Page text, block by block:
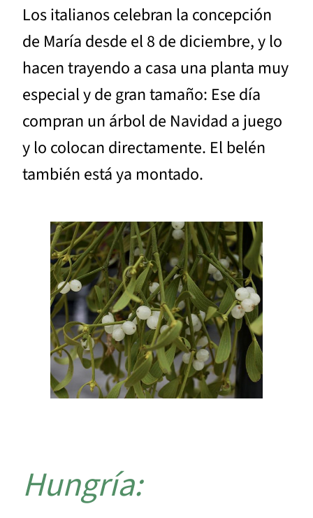
Los italianos celebran la concepción
de María desde el 8 de diciembre, y lo
hacen trayendo a casa una planta muy
especial y de gran tamaño: Ese día
compran un árbol de Navidad a juego
y lo colocan directamente. El belén
también está ya montado.
Hungría: